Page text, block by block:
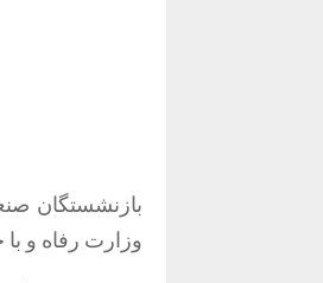
وزارت رفاه و